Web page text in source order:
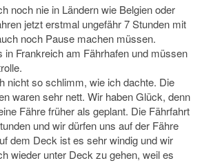
noch nie in Ländern wie Belgien oder
jetzt erstmal ungefähr 7 Stunden mit
noch Pause machen müssen.
in Frankreich am Fährhafen und müssen
nicht so schlimm, wie ich dachte. Die
waren sehr nett. Wir haben Glück, denn
Fähre früher als geplant. Die Fährfahrt
und wir dürfen uns auf der Fähre
dem Deck ist es sehr windig und wir
wieder unter Deck zu gehen, weil es